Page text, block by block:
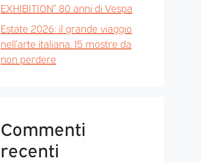
EXHIBITION” 80 anni di Vespa
Estate 2026: il grande viaggio
nell’arte italiana. 15 mostre da
non perdere
Commenti
recenti